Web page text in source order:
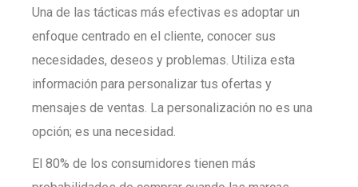
Una de las tácticas más efectivas es adoptar un
enfoque centrado en el cliente, conocer sus
necesidades, deseos y problemas. Utiliza esta
información para personalizar tus ofertas y
mensajes de ventas. La personalización no es una
opción; es una necesidad.
El 80% de los consumidores tienen más